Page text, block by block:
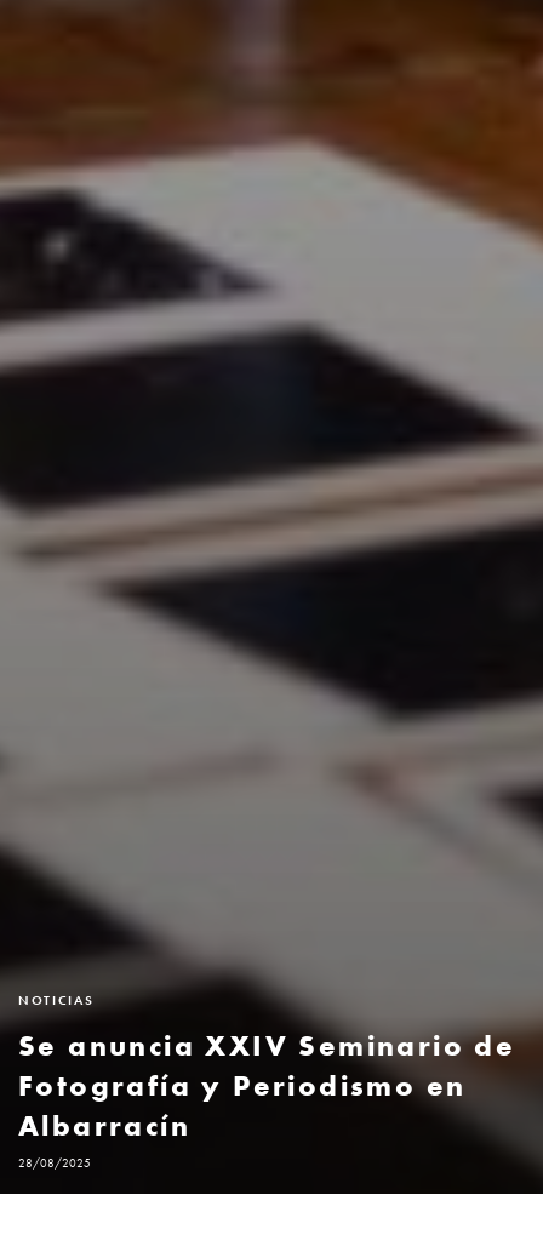
NOTICIAS
Se anuncia XXIV Seminario de
Fotografía y Periodismo en
Albarracín
28/08/2025